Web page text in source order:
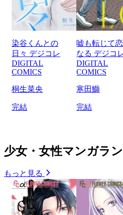
染谷くんとの
日々 デジコレ
DIGITAL
COMICS
桐生菜央
完結
嘘も転じて
なる デジコ
DIGITAL
COMICS
寒田鰤
完結
少女・女性マンガラ
もっと見る